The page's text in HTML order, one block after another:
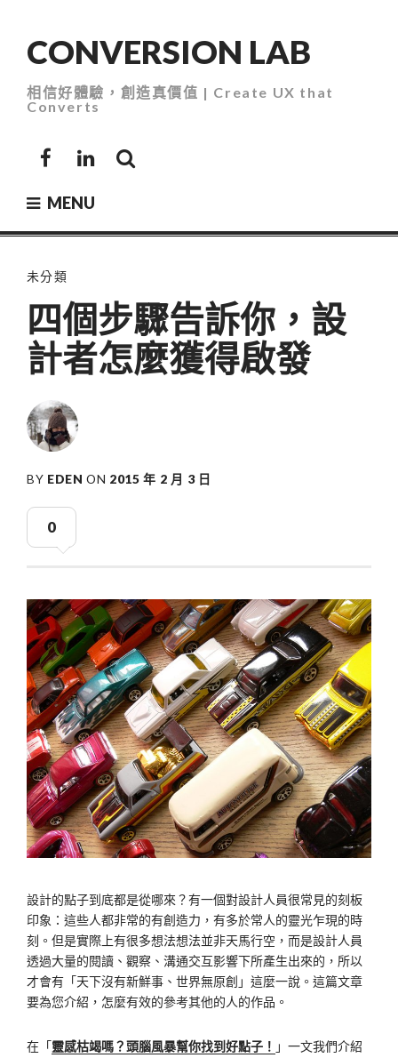
contentCONVERSION LAB
相信好體驗，創造真價值 | Create UX that
Converts
FacebookLinkedIn
MENU
未分類
四個步驟告訴你，設
計者怎麼獲得啟發
BY EDEN ON 2015 年 2 月 3 日
0
設計的點子到底都是從哪來？有一個對設計人員很常見的刻板
印象：這些人都非常的有創造力，有多於常人的靈光乍現的時
刻。但是實際上有很多想法想法並非天馬行空，而是設計人員
透過大量的閱讀、觀察、溝通交互影響下所產生出來的，所以
才會有「天下沒有新鮮事、世界無原創」這麼一說。這篇文章
要為您介紹，怎麼有效的參考其他的人的作品。
在「靈感枯竭嗎？頭腦風暴幫你找到好點子！ 」一文我們介紹